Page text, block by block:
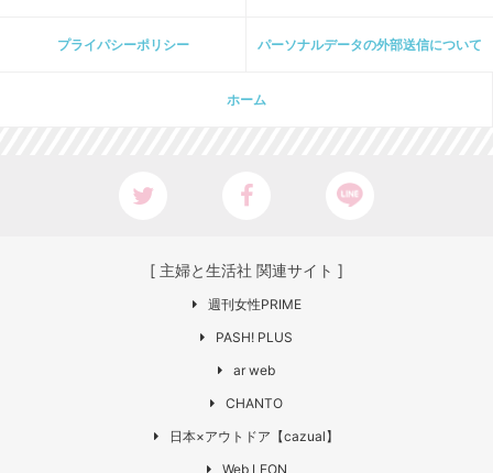
プライパシーポリシー パーソナルデータの外部送信について
ホーム
[ 主婦と生活社 関連サイト ]
週刊女性PRIME
PASH! PLUS
ar web
CHANTO
日本×アウトドア【cazual】
Web LEON